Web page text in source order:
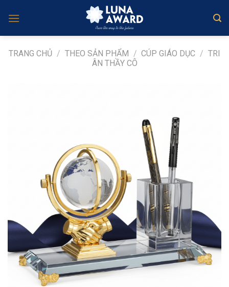
TRANG CHỦ / THEO SẢN PHẨM / CÚP GIÁO DỤC / TRI
ÂN THẦY CÔ